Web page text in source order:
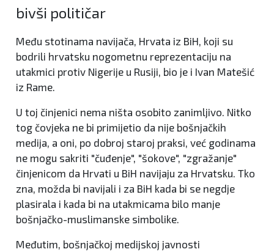
bivši političar
Među stotinama navijača, Hrvata iz BiH, koji su
bodrili hrvatsku nogometnu reprezentaciju na
utakmici protiv Nigerije u Rusiji, bio je i Ivan Matešić
iz Rame.
U toj činjenici nema ništa osobito zanimljivo. Nitko
tog čovjeka ne bi primijetio da nije bošnjačkih
medija, a oni, po dobroj staroj praksi, već godinama
ne mogu sakriti "čuđenje", "šokove", "zgražanje"
činjenicom da Hrvati u BiH navijaju za Hrvatsku. Tko
zna, možda bi navijali i za BiH kada bi se negdje
plasirala i kada bi na utakmicama bilo manje
bošnjačko-muslimanske simbolike.
Međutim, bošnjačkoj medijskoj javnosti